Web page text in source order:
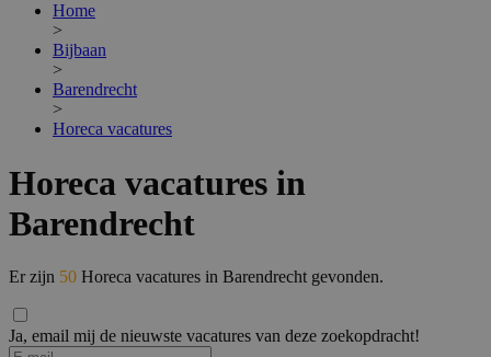
Home
>
Bijbaan
>
Barendrecht
>
Horeca vacatures
Horeca vacatures in
Barendrecht
Er zijn 50 Horeca vacatures in Barendrecht gevonden.
Ja, email mij de nieuwste vacatures van deze zoekopdracht!